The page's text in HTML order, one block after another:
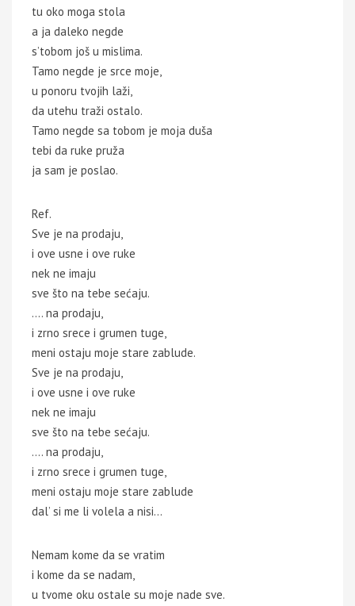
tu oko moga stola
a ja daleko negde
s’tobom još u mislima.
Tamo negde je srce moje,
u ponoru tvojih laži,
da utehu traži ostalo.
Tamo negde sa tobom je moja duša
tebi da ruke pruža
ja sam je poslao.
Ref.
Sve je na prodaju,
i ove usne i ove ruke
nek ne imaju
sve što na tebe sećaju.
…. na prodaju,
i zrno srece i grumen tuge,
meni ostaju moje stare zablude.
Sve je na prodaju,
i ove usne i ove ruke
nek ne imaju
sve što na tebe sećaju.
…. na prodaju,
i zrno srece i grumen tuge,
meni ostaju moje stare zablude
dal’ si me li volela a nisi…
Nemam kome da se vratim
i kome da se nadam,
u tvome oku ostale su moje nade sve.